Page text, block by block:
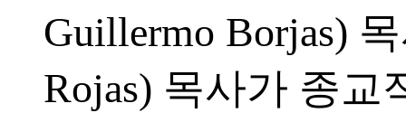
Guillermo Borjas)
Rojas) 목사가 종